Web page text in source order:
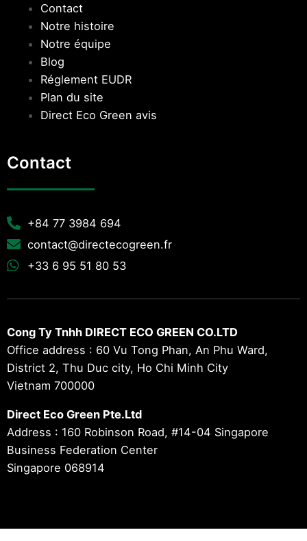
Contact
Notre histoire
Notre équipe
Blog
Réglement EUDR
Plan du site
Direct Eco Green avis
Contact
+84 77 3984 694
contact@directecogreen.fr
+33 6 95 51 80 53
Cong Ty Tnhh DIRECT ECO GREEN CO.LTD
Office address : 60 Vu Tong Phan, An Phu Ward,
District 2, Thu Duc city, Ho Chi Minh City
Vietnam 700000
Direct Eco Green Pte.Ltd
Address : 160 Robinson Road, #14-04 Singapore
Business Federation Center
Singapore 068914